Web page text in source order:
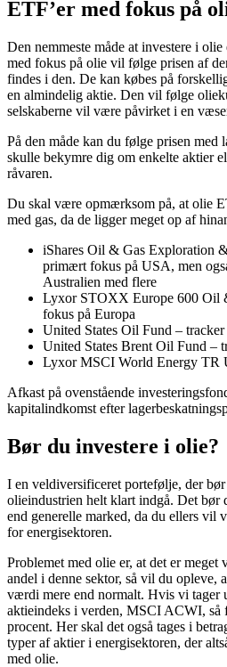
ETF’er med fokus på
Den nemmeste måde at investere i
med fokus på olie vil følge prisen af
findes i den. De kan købes på
en almindelig aktie. Den vil følge
selskaberne vil være påvirket i en
På den måde kan du følge prisen med
skulle bekymre dig om enkelte aktier
råvaren.
Du skal være opmærksom på, at olie
med gas, da de ligger meget op af
iShares Oil & Gas Exploration
primært fokus på USA, men
Australien med flere
Lyxor STOXX Europe 600 Oil
fokus på Europa
United States Oil Fund –
United States Brent Oil Fund –
Lyxor MSCI World Energy TR
Afkast på ovenstående
kapitalindkomst efter
Bør du investere i olie?
I en veldiversificeret portefølje, der
olieindustrien helt klart indgå. Det bør
end generelle marked, da du ellers vil
for energisektoren.
Problemet med olie er, at det er
andel i denne sektor, så vil du opleve,
værdi mere end normalt. Hvis vi tager
aktieindeks i verden, MSCI ACWI, så
procent. Her skal det også tages i
typer af aktier i energisektoren, der
med olie.